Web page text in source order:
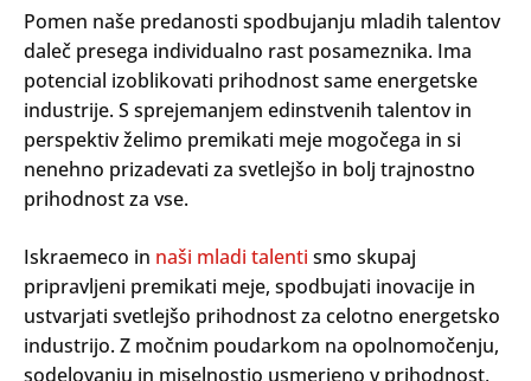
Pomen naše predanosti spodbujanju mladih talentov
daleč presega individualno rast posameznika. Ima
potencial izoblikovati prihodnost same energetske
industrije. S sprejemanjem edinstvenih talentov in
perspektiv želimo premikati meje mogočega in si
nenehno prizadevati za svetlejšo in bolj trajnostno
prihodnost za vse.
Iskraemeco in naši mladi talenti smo skupaj
pripravljeni premikati meje, spodbujati inovacije in
ustvarjati svetlejšo prihodnost za celotno energetsko
industrijo. Z močnim poudarkom na opolnomočenju,
sodelovanju in miselnostjo usmerjeno v prihodnost,